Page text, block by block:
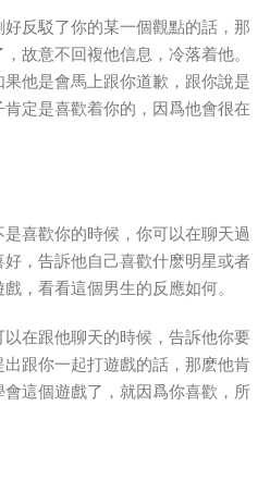
反駁了你的某一個觀點的話，那
故意不回複他信息，冷落着他。
他是會馬上跟你道歉，跟你說是
定是喜歡着你的，因爲他會很在
喜歡你的時候，你可以在聊天過
，告訴他自己喜歡什麽明星或者
，看看這個男生的反應如何。
在跟他聊天的時候，告訴他你要
跟你一起打遊戲的話，那麽他肯
這個遊戲了，就因爲你喜歡，所